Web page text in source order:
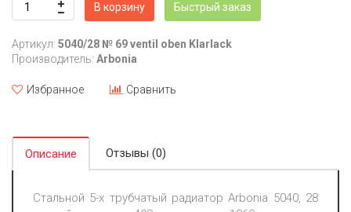
В корзину Быстрый заказ
Артикул: 5040/28 № 69 ventil oben Klarlack
Производитель: Arbonia
Избранное Сравнить
Описание Отзывы (0)
Стальной 5-х трубчатый радиатор Arbonia 5040, 28